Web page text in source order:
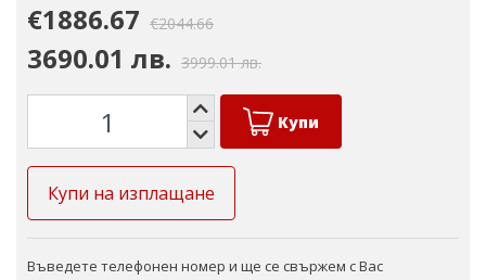
€1886.67 €2044.66
3690.01 лв. 3999.01 лв.
Купи
Купи на изплащане
Въведете телефонен номер и ще се свържем с Вас